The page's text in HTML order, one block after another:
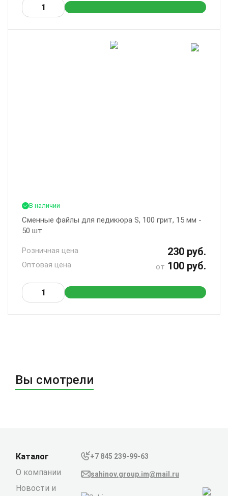
В наличии
Сменные файлы для педикюра S, 100 грит, 15 мм -
50 шт
Розничная цена 230 руб.
Оптовая цена от 100 руб.
Вы смотрели
Каталог
О компании
Новости и
+7 845 239-99-63
sahinov.group.im@mail.ru